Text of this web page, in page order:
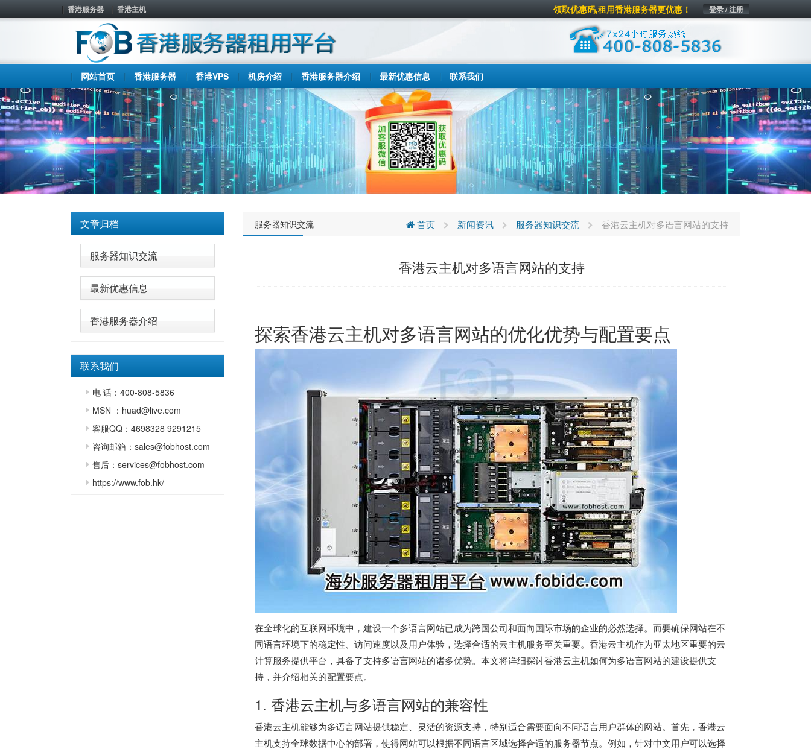
香港服务器 香港主机 登录 / 注册
领取优惠码,租用香港服务器更优惠！
网站首页 香港服务器 香港VPS 机房介绍 香港服务器介绍 最新优惠信息 联系我们
文章归档
服务器知识交流
最新优惠信息
香港服务器介绍
联系我们
电 话：400-808-5836
MSN ：huad@live.com
客服QQ：4698328 9291215
咨询邮箱：sales@fobhost.com
售后：services@fobhost.com
https://www.fob.hk/
服务器知识交流 首页 新闻资讯 服务器知识交流 香港云主机对多语言网站的支持
香港云主机对多语言网站的支持
探索香港云主机对多语言网站的优化优势与配置要点
在全球化的互联网环境中，建设一个多语言网站已成为跨国公司和面向国际市场的企业的必然选择。而要确保网站在不
同语言环境下的稳定性、访问速度以及用户体验，选择合适的云主机服务至关重要。 香港云主机作为亚太地区重要的云
计算服务提供平台，具备了支持多语言网站的诸多优势。本文将详细探讨香港云主机如何为多语言网站的建设提供支
持，并介绍相关的配置要点。
1. 香港云主机与多语言网站的兼容性
香港云主机能够为多语言网站提供稳定、灵活的资源支持，特别适合需要面向不同语言用户群体的网站。首先，香港云
主机支持全球数据中心的部署，使得网站可以根据不同语言区域选择合适的服务器节点。例如，针对中文用户可以选择